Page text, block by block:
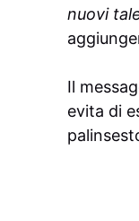
nuovi
Il
evita di